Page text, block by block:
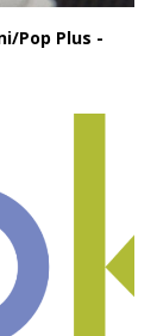
Pop Plus -